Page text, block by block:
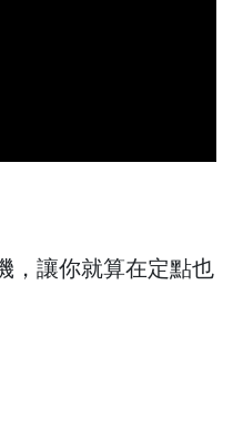
，讓你就算在定點也